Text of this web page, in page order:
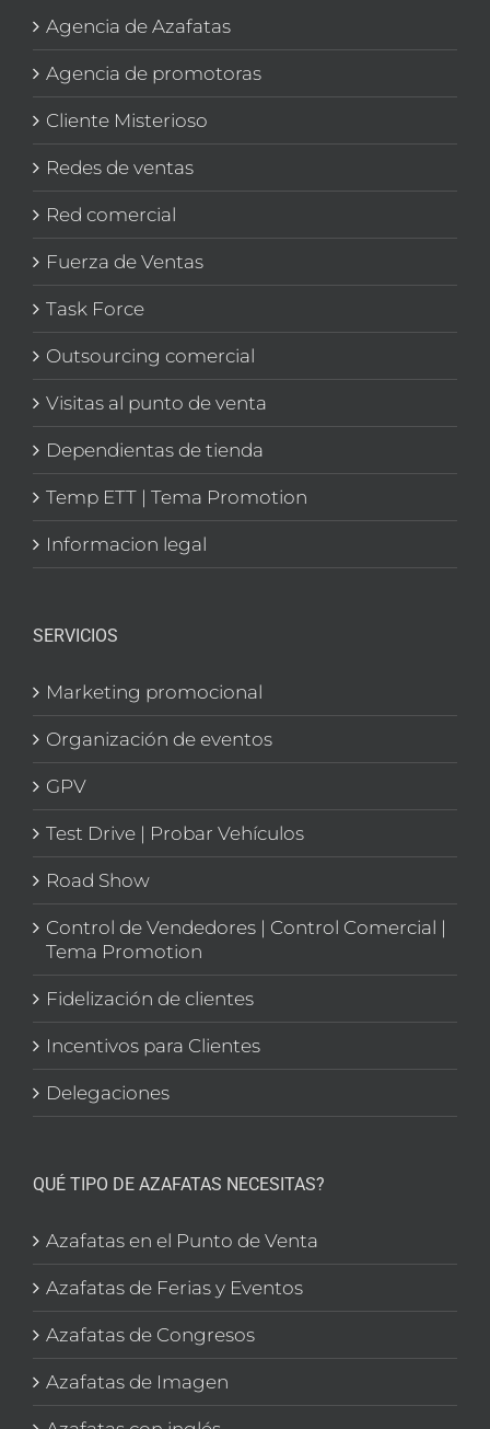
Agencia de Azafatas
Agencia de promotoras
Cliente Misterioso
Redes de ventas
Red comercial
Fuerza de Ventas
Task Force
Outsourcing comercial
Visitas al punto de venta
Dependientas de tienda
Temp ETT | Tema Promotion
Informacion legal
SERVICIOS
Marketing promocional
Organización de eventos
GPV
Test Drive | Probar Vehículos
Road Show
Control de Vendedores | Control Comercial |
Tema Promotion
Fidelización de clientes
Incentivos para Clientes
Delegaciones
QUÉ TIPO DE AZAFATAS NECESITAS?
Azafatas en el Punto de Venta
Azafatas de Ferias y Eventos
Azafatas de Congresos
Azafatas de Imagen